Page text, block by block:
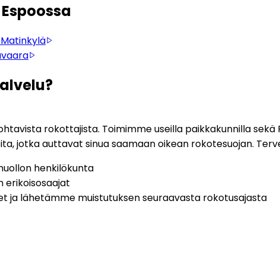
rokottajista. Toimimme useilla paikkakunnilla
jotka auttavat sinua saamaan oikean rokotesuojan.
henkilökunta
erikoisosaajat
ja lähetämme muistutuksen seuraavasta rokotusajasta